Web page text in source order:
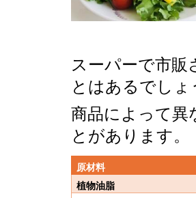
スーパーで市
とはあるでしょ
商品によって異
とがあります。
原材料
植物油脂